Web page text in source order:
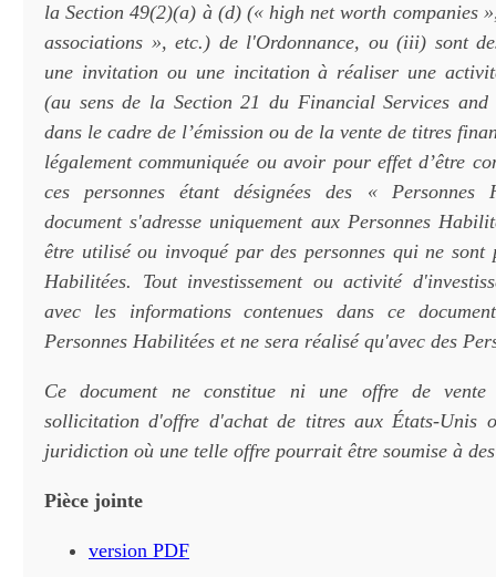
la Section 49(2)(a) à (d) (« high net worth companies
associations », etc.) de l'Ordonnance, ou (iii) sont
une invitation ou une incitation à réaliser une
(au sens de la Section 21 du Financial Services
dans le cadre de l’émission ou de la vente de titres
légalement communiquée ou avoir pour effet d’être
ces personnes étant désignées des « Personnes
document s'adresse uniquement aux Personnes
être utilisé ou invoqué par des personnes qui ne sont
Habilitées. Tout investissement ou activité
avec les informations contenues dans ce
Personnes Habilitées et ne sera réalisé qu'avec des
Ce document ne constitue ni une offre de
sollicitation d'offre d'achat de titres aux États-Unis
juridiction où une telle offre pourrait être soumise à
Pièce jointe
version PDF